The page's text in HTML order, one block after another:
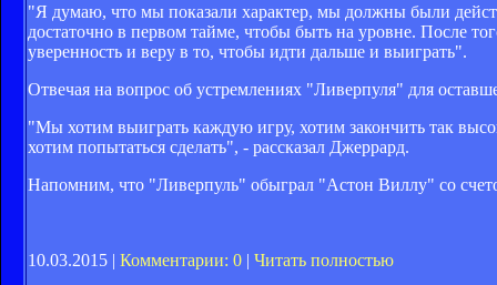
"Я думаю, что мы показали характер, мы должны были
достаточно в первом тайме, чтобы быть на уровне. После
уверенность и веру в то, чтобы идти дальше и выиграть".
Отвечая на вопрос об устремлениях "Ливерпуля" для
"Мы хотим выиграть каждую игру, хотим закончить так
хотим попытаться сделать", - рассказал Джеррард.
Напомним, что "Ливерпуль" обыграл "Астон Виллу" со
10.03.2015 | Комментарии: 0 | Читать полностью